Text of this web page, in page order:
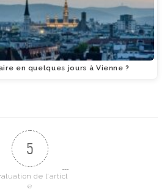
en quelques jours à Vienne ?
5
de l'articl
e